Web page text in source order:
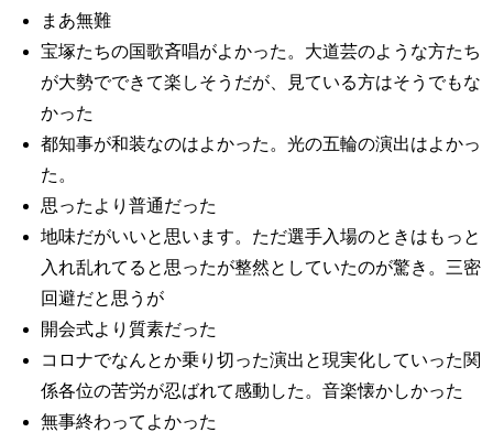
まあ無難
宝塚たちの国歌斉唱がよかった。大道芸のような方たち
が大勢でできて楽しそうだが、見ている方はそうでもな
かった
都知事が和装なのはよかった。光の五輪の演出はよかっ
た。
思ったより普通だった
地味だがいいと思います。ただ選手入場のときはもっと
入れ乱れてると思ったが整然としていたのが驚き。三密
回避だと思うが
開会式より質素だった
コロナでなんとか乗り切った演出と現実化していった関
係各位の苦労が忍ばれて感動した。音楽懐かしかった
無事終わってよかった